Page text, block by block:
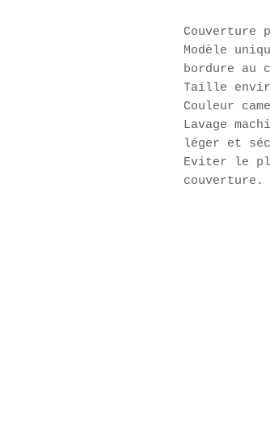
Couverture
Modèle
bordure au
Taille
Couleur
Lavage
léger et
Eviter le
couverture.